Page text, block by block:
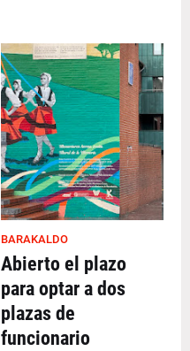
BARAKALDO
Abierto el plazo
para optar a dos
plazas de
funcionario